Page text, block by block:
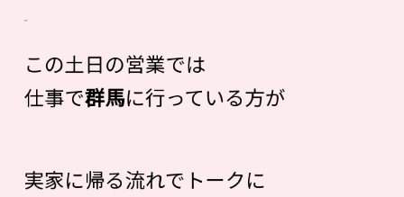
この土日の営業では
仕事で群馬に行っている方が
実家に帰る流れでトークに